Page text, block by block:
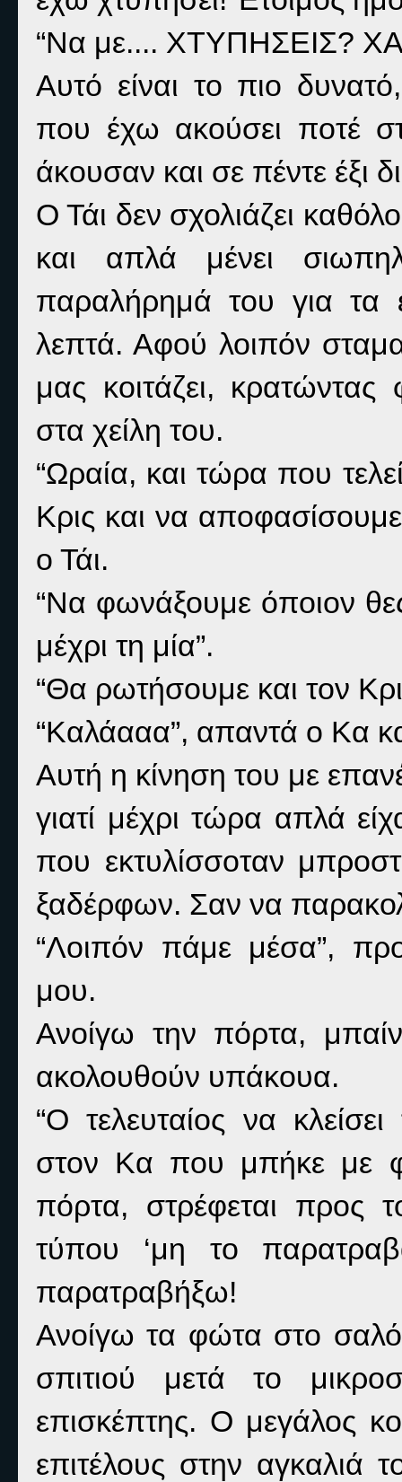
“Να με.... ΧΤΥΠΗΣΕΙΣ?
Αυτό είναι το πιο
που έχω ακούσει ποτέ
άκουσαν και σε πέντε έξι
Ο Τάι δεν σχολιάζει
και απλά μένει
παραλήρημά του για
λεπτά. Αφού λοιπόν
μας κοιτάζει, κρατώντας
στα χείλη του.
“Ωραία, και τώρα που
Κρις και να
ο Τάι.
“Να φωνάξουμε όποιον
μέχρι τη μία”.
“Θα ρωτήσουμε και τον
“Καλάααα”, απαντά ο Κα
Αυτή η κίνηση του με
γιατί μέχρι τώρα απλά
που εκτυλίσσοταν
ξαδέρφων. Σαν να
“Λοιπόν πάμε μέσα”,
μου.
Ανοίγω την πόρτα,
ακολουθούν υπάκουα.
“Ο τελευταίος να
στον Κα που μπήκε με
πόρτα, στρέφεται προς
τύπου ‘μη το
παρατραβήξω!
Ανοίγω τα φώτα στο
σπιτιού μετά το
επισκέπτης. Ο μεγάλος
επιτέλους στην